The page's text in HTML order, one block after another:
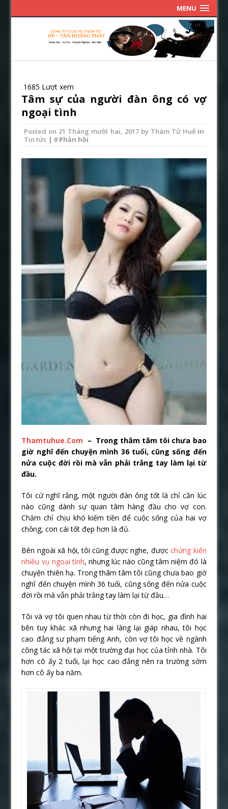
MENU
1685 Lượt xem
Tâm sự của người đàn ông có vợ
ngoại tình
Posted on 21 Tháng mười hai, 2017by Thám Tử Huếin
Tin tức | 0 Phản hồi
Thamtuhue.Com – Trong thâm tâm tôi chưa bao
giờ nghĩ đến chuyện mình 36 tuổi, cũng sống đến
nửa cuộc đời rồi mà vẫn phải trắng tay làm lại từ
đầu.
Tôi cứ nghĩ rằng, một người đàn ông tốt là chỉ cần lúc
nào cũng dành sự quan tâm hàng đầu cho vợ con.
Chăm chỉ chịu khó kiếm tiền để cuộc sống của hai vợ
chồng, con cái tốt đẹp hơn là đủ.
Bên ngoài xã hội, tôi cũng được nghe, đượcchứng kiến
nhiều vụ ngoại tình, nhưng lúc nào cũng tâm niệm đó là
chuyện thiên hạ. Trong thâm tâm tôi cũng chưa bao giờ
nghĩ đến chuyện mình 36 tuổi, cũng sống đến nửa cuộc
đời rồi mà vẫn phải trắng tay làm lại từ đầu…
Tôi và vợ tôi quen nhau từ thời còn đi học, gia đình hai
bên tuy khác xã nhưng hai làng lại giáp nhau, tôi học
cao đẳng sư phạm tiếng Anh, còn vợ tôi học về ngành
công tác xã hội tại một trường đại học của tỉnh nhà. Tôi
hơn cô ấy 2 tuổi, lại học cao đẳng nên ra trường sớm
hơn cô ấy ba năm.